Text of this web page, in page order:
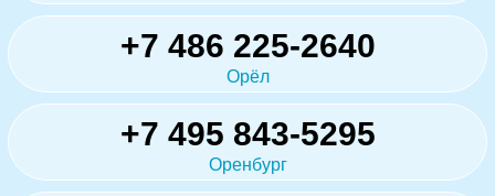
+7 486 225-2640
Орёл
+7 495 843-5295
Оренбург